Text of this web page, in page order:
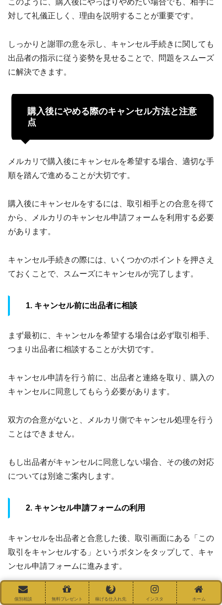
このように、購入後にやっぱりやめたい場合でも、相手に
対して礼儀正しく、理由を説明することが重要です。
しっかりと謝罪の意を示し、キャンセル手続きに関しても
出品者の指示に従う姿勢を見せることで、問題をスムーズ
に解決できます。
購入後にやめる際のキャンセル方法と注意
点
メルカリで購入後にキャンセルを希望する場合、適切な手
順を踏んで進めることが大切です。
購入後にキャンセルをするには、取引相手との合意を得て
から、メルカリのキャンセル申請フォームを利用する必要
があります。
キャンセル手続きの際には、いくつかのポイントを押さえ
ておくことで、スムーズにキャンセルが完了します。
1. キャンセル前に出品者に相談
まず最初に、キャンセルを希望する場合は必ず取引相手、
つまり出品者に相談することが大切です。
キャンセル申請を行う前に、出品者と連絡を取り、購入の
キャンセルに同意してもらう必要があります。
双方の合意がないと、メルカリ側でキャンセル処理を行う
ことはできません。
もし出品者がキャンセルに同意しない場合、その後の対応
については別途ご案内します。
2. キャンセル申請フォームの利用
キャンセルを出品者と合意した後、取引画面にある「この
取引をキャンセルする」というボタンをタップして、キャ
ンセル申請フォームに進みます。
キャンセル申請フォームが表示されない場合は、出品者が
個別相談 無料プレゼント 稼げる仕入れ先 インスタ ホーム